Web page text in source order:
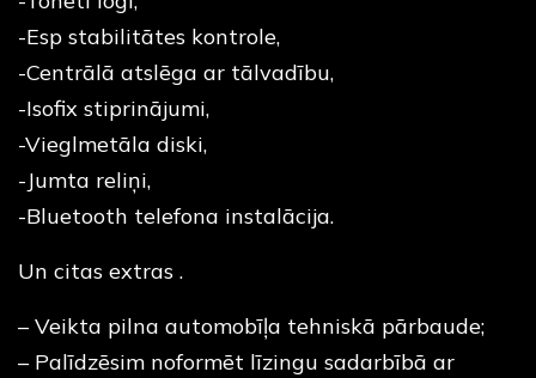
-Esp stabilitātes kontrole,
-Centrālā atslēga ar tālvadību,
-Isofix stiprinājumi,
-Vieglmetāla diski,
-Jumta reliņi,
-Bluetooth telefona instalācija.
Un citas extras .
– Veikta pilna automobīļa tehniskā pārbaude;
– Palīdzēsim noformēt līzingu sadarbībā ar